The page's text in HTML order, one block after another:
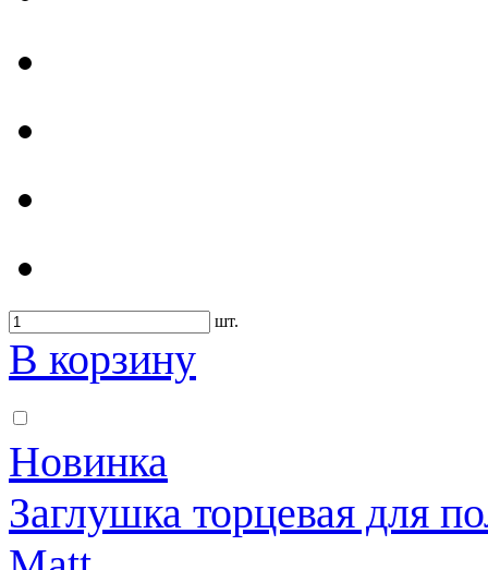
шт.
В корзину
Новинка
Заглушка торцевая для